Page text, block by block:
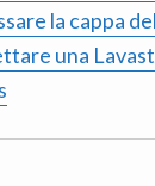
la cappa
una